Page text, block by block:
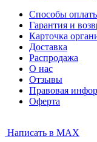
Способы
Гарантия и
Карточка
Доставка
Распродажа
О нас
Отзывы
Правовая
Оферта
Написать в MAX